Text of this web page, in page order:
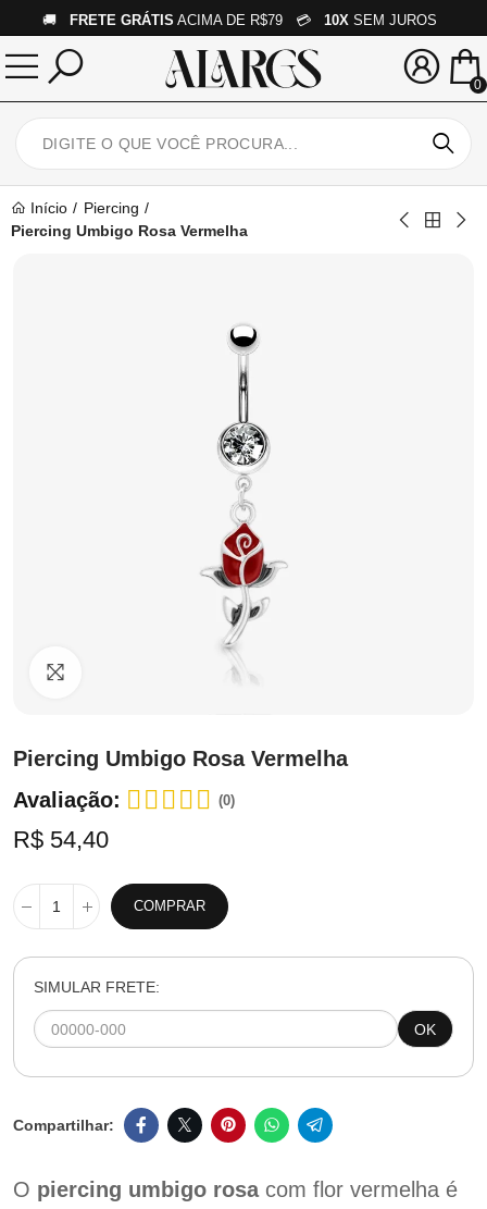
🚚 FRETE GRÁTIS ACIMA DE R$79 💳 10X SEM JUROS
0
Início
Piercing
Piercing Umbigo Rosa Vermelha
Clique para ampliar
Piercing Umbigo Rosa Vermelha
Avaliação:
(0)
R$ 54,40
COMPRAR
SIMULAR FRETE:
OK
O piercing umbigo rosacom flor vermelha é